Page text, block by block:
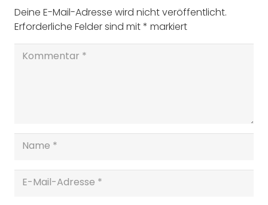
Deine E-Mail-Adresse wird nicht veröffentlicht.
Erforderliche Felder sind mit* markiert